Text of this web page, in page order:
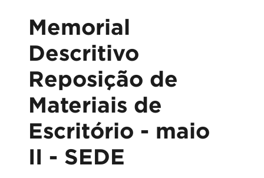
Memorial
Descritivo
Reposição de
Materiais de
Escritório - maio
II - SEDE